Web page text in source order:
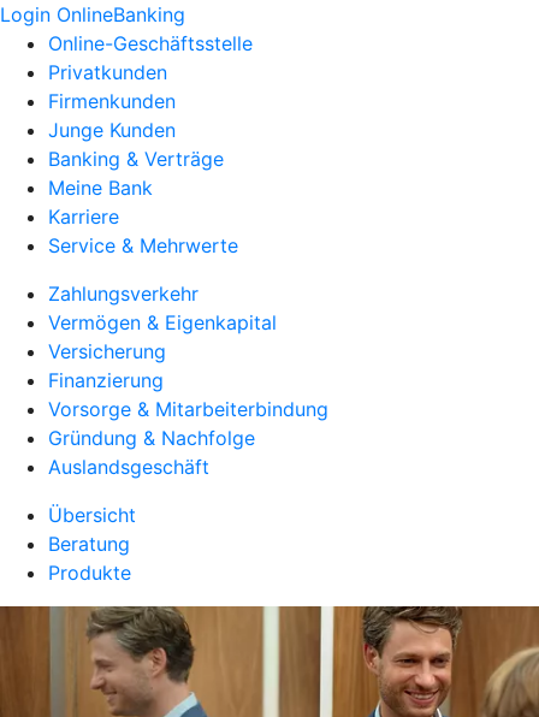
Login OnlineBanking
Online-Geschäftsstelle
Privatkunden
Firmenkunden
Junge Kunden
Banking & Verträge
Meine Bank
Karriere
Service & Mehrwerte
Zahlungsverkehr
Vermögen & Eigenkapital
Versicherung
Finanzierung
Vorsorge & Mitarbeiterbindung
Gründung & Nachfolge
Auslandsgeschäft
Übersicht
Beratung
Produkte